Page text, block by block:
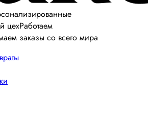
цехРаботаем
заказы со всего мира